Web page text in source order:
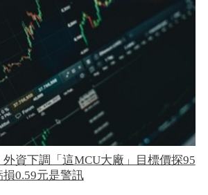
資下調「這MCU大廠」目標價探95
0.59元是警訊